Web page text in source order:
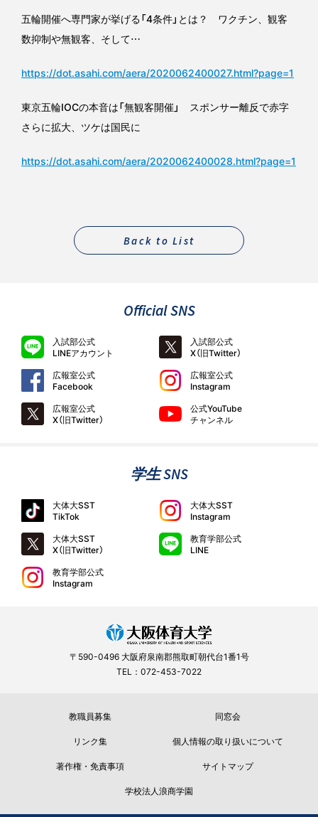
五輪開催へ専門家が挙げる「4条件」とは？ ワクチン、観客
数抑制や無観客、そして…
https://dot.asahi.com/aera/2020062400027.html?page=1
東京五輪IOCの本音は「無観客開催」 スポンサー離反で赤字
さらに拡大、ツケは国民に
https://dot.asahi.com/aera/2020062400028.html?page=1
Back to List
Official SNS
入試部公式
LINEアカウント
入試部公式
X（旧Twitter）
広報室公式
Facebook
広報室公式
Instagram
広報室公式
X（旧Twitter）
公式YouTube
チャンネル
学生 SNS
大体大SST
TikTok
大体大SST
Instagram
大体大SST
X（旧Twitter）
教育学部公式
LINE
教育学部公式
Instagram
〒590-0496 大阪府泉南郡熊取町朝代台1番1号
TEL：072-453-7022
教職員募集
同窓会
リンク集
個人情報の取り扱いについて
著作権・免責事項
サイトマップ
学校法人浪商学園